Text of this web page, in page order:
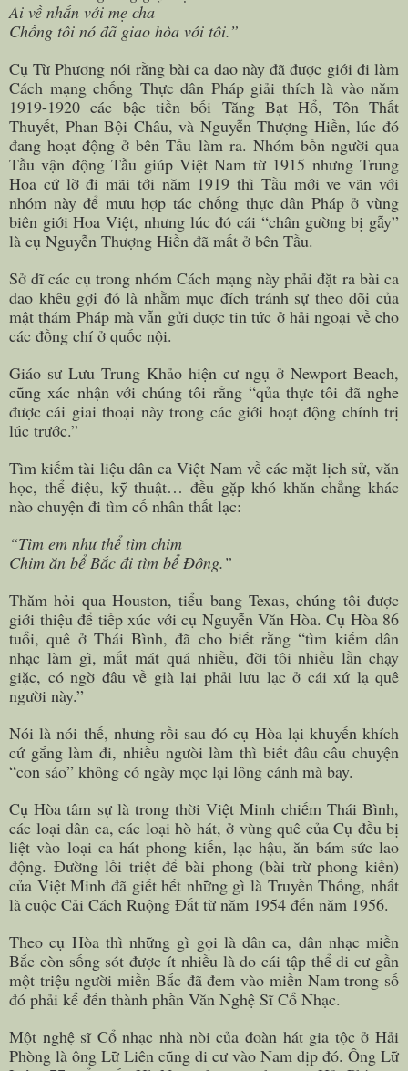
Ai về nhắn với mẹ cha
Chồng tôi nó đã giao hòa với tôi.”
Cụ Từ Phương nói rằng bài ca dao này đã được giới đi làm
Cách mạng chống Thực dân Pháp giải thích là vào năm
1919-1920 các bậc tiền bối Tăng Bạt Hổ, Tôn Thất
Thuyết, Phan Bội Châu, và Nguyễn Thượng Hiền, lúc đó
đang hoạt động ở bên Tầu làm ra. Nhóm bốn người qua
Tầu vận động Tầu giúp Việt Nam từ 1915 nhưng Trung
Hoa cứ lờ đi mãi tới năm 1919 thì Tầu mới ve vãn với
nhóm này để mưu hợp tác chống thực dân Pháp ở vùng
biên giới Hoa Việt, nhưng lúc đó cái “chân gường bị gẫy”
là cụ Nguyễn Thượng Hiền đã mất ở bên Tầu.
Sở dĩ các cụ trong nhóm Cách mạng này phải đặt ra bài ca
dao khêu gợi đó là nhằm mục đích tránh sự theo dõi của
mật thám Pháp mà vẫn gửi được tin tức ở hải ngoại về cho
các đồng chí ở quốc nội.
Giáo sư Lưu Trung Khảo hiện cư ngụ ở Newport Beach,
cũng xác nhận với chúng tôi rằng “qủa thực tôi đã nghe
được cái giai thoại này trong các giới hoạt động chính trị
lúc trước.”
Tìm kiếm tài liệu dân ca Việt Nam về các mặt lịch sử, văn
học, thể điệu, kỹ thuật… đều gặp khó khăn chẳng khác
nào chuyện đi tìm cố nhân thất lạc:
“Tìm em như thể tìm chim
Chim ăn bể Bắc đi tìm bể Đông.”
Thăm hỏi qua Houston, tiểu bang Texas, chúng tôi được
giới thiệu để tiếp xúc với cụ Nguyễn Văn Hòa. Cụ Hòa 86
tuổi, quê ở Thái Bình, đã cho biết rằng “tìm kiếm dân
nhạc làm gì, mất mát quá nhiều, đời tôi nhiều lần chạy
giặc, có ngờ đâu về già lại phải lưu lạc ở cái xứ lạ quê
người này.”
Nói là nói thế, nhưng rồi sau đó cụ Hòa lại khuyến khích
cứ gắng làm đi, nhiều ngưòi làm thì biết đâu câu chuyện
“con sáo” không có ngày mọc lại lông cánh mà bay.
Cụ Hòa tâm sự là trong thời Việt Minh chiếm Thái Bình,
các loại dân ca, các loại hò hát, ở vùng quê của Cụ đều bị
liệt vào loại ca hát phong kiến, lạc hậu, ăn bám sức lao
động. Đường lối triệt để bài phong (bài trừ phong kiến)
của Việt Minh đã giết hết những gì là Truyền Thống, nhất
là cuộc Cải Cách Ruộng Đất từ năm 1954 đến năm 1956.
Theo cụ Hòa thì những gì gọi là dân ca, dân nhạc miền
Bắc còn sống sót được ít nhiều là do cái tập thể di cư gần
một triệu người miền Bắc đã đem vào miền Nam trong số
đó phải kể đến thành phần Văn Nghệ Sĩ Cổ Nhạc.
Một nghệ sĩ Cổ nhạc nhà nòi của đoàn hát gia tộc ở Hải
Phòng là ông Lữ Liên cũng di cư vào Nam dịp đó. Ông Lữ